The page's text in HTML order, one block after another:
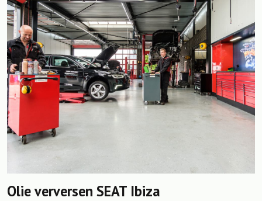
Olie verversen SEAT Ibiza